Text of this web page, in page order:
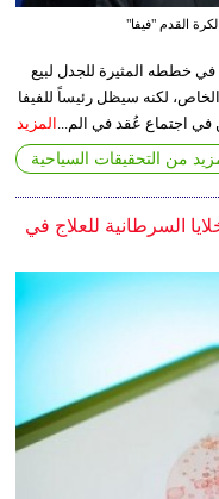
لكرة القدم "فيفا"
في خططه المثيرة للجدل لبيع
لكنه سيظل رئيساً للفيفا
في اجتماع عُقد في الم...
المزيد
من التحقيقات السياحية
السرطانية للعلاج في